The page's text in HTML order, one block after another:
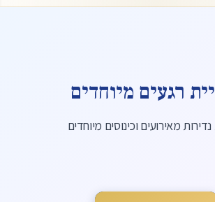
רגעים מיוחדים
מאירועים וכינוסים מיוחדים